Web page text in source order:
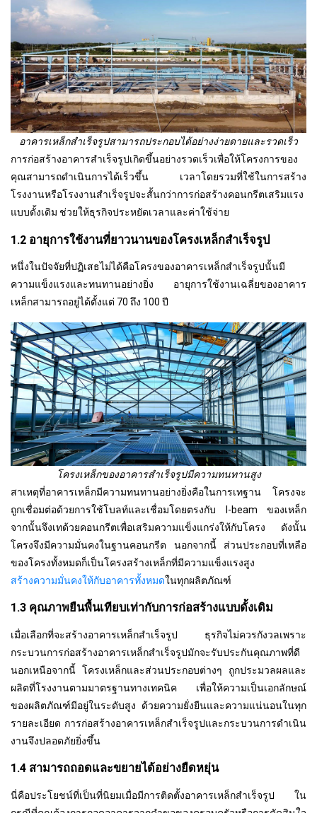
อาคารเหล็กสำเร็จรูปสามารถประกอบได้อย่างง่ายดายและรวดเร็ว
การก่อสร้างอาคารสำเร็จรูปเกิดขึ้นอย่างรวดเร็วเพื่อให้โครงการของ
คุณสามารถดำเนินการได้เร็วขึ้น เวลาโดยรวมที่ใช้ในการสร้าง
โรงงานหรือโรงงานสำเร็จรูปจะสั้นกว่าการก่อสร้างคอนกรีตเสริมแรง
แบบดั้งเดิม ช่วยให้ธุรกิจประหยัดเวลาและค่าใช้จ่าย
1.2 อายุการใช้งานที่ยาวนานของโครงเหล็กสำเร็จรูป
หนึ่งในปัจจัยที่ปฏิเสธไม่ได้คือโครงของอาคารเหล็กสำเร็จรูปนั้นมี
ความแข็งแรงและทนทานอย่างยิ่ง อายุการใช้งานเฉลี่ยของอาคาร
เหล็กสามารถอยู่ได้ตั้งแต่ 70 ถึง 100 ปี
โครงเหล็กของอาคารสำเร็จรูปมีความทนทานสูง
สาเหตุที่อาคารเหล็กมีความทนทานอย่างยิ่งคือในการเทฐาน โครงจะ
ถูกเชื่อมต่อด้วยการใช้โบลท์และเชื่อมโดยตรงกับ I-beam ของเหล็ก
จากนั้นจึงเทด้วยคอนกรีตเพื่อเสริมความแข็งแกร่งให้กับโครง ดังนั้น
โครงจึงมีความมั่นคงในฐานคอนกรีต นอกจากนี้ ส่วนประกอบที่เหลือ
ของโครงทั้งหมดก็เป็นโครงสร้างเหล็กที่มีความแข็งแรงสูง
สร้างความมั่นคงให้กับอาคารทั้งหมดในทุกผลิตภัณฑ์
1.3 คุณภาพยืนพื้นเทียบเท่ากับการก่อสร้างแบบดั้งเดิม
เมื่อเลือกที่จะสร้างอาคารเหล็กสำเร็จรูป ธุรกิจไม่ควรกังวลเพราะ
กระบวนการก่อสร้างอาคารเหล็กสำเร็จรูปมักจะรับประกันคุณภาพที่ดี
นอกเหนือจากนี้ โครงเหล็กและส่วนประกอบต่างๆ ถูกประมวลผลและ
ผลิตที่โรงงานตามมาตรฐานทางเทคนิค เพื่อให้ความเป็นเอกลักษณ์
ของผลิตภัณฑ์มีอยู่ในระดับสูง ด้วยความยั่งยืนและความแน่นอนในทุก
รายละเอียด การก่อสร้างอาคารเหล็กสำเร็จรูปและกระบวนการดำเนิน
งานจึงปลอดภัยยิ่งขึ้น
1.4 สามารถถอดและขยายได้อย่างยืดหยุ่น
นี่คือประโยชน์ที่เป็นที่นิยมเมื่อมีการติดตั้งอาคารเหล็กสำเร็จรูป ใน